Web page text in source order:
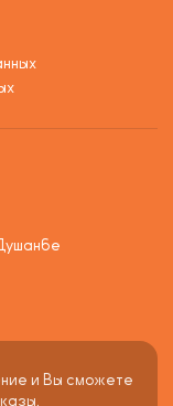
и Вы сможете